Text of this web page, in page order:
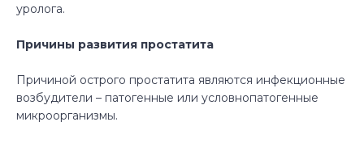
уролога.
Причины развития простатита
Причиной острого простатита являются инфекционные
возбудители – патогенные или условнопатогенные
микроорганизмы.